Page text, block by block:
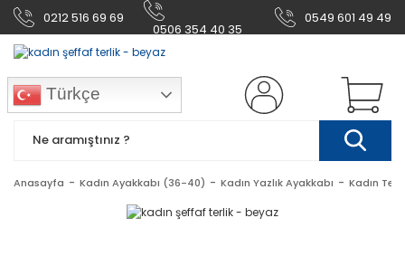
0212 516 69 69
0506 354 40 35
0549 601 49 49
Türkçe
Anasayfa Kadın Ayakkabı (36-40) Kadın Yazlık Ayakkabı Kadın